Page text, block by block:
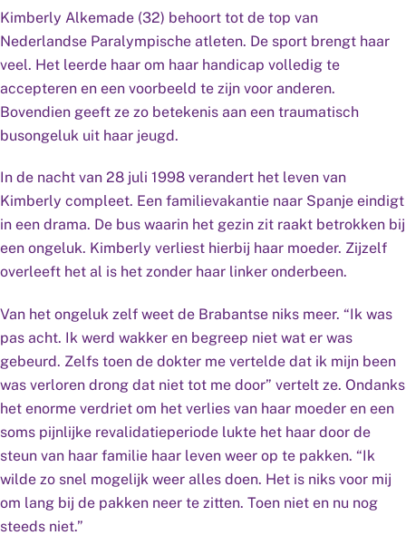
Kimberly Alkemade (32) behoort tot de top van
Nederlandse Paralympische atleten. De sport brengt haar
veel. Het leerde haar om haar handicap volledig te
accepteren en een voorbeeld te zijn voor anderen.
Bovendien geeft ze zo betekenis aan een traumatisch
busongeluk uit haar jeugd.
In de nacht van 28 juli 1998 verandert het leven van
Kimberly compleet. Een familievakantie naar Spanje eindigt
in een drama. De bus waarin het gezin zit raakt betrokken bij
een ongeluk. Kimberly verliest hierbij haar moeder. Zijzelf
overleeft het al is het zonder haar linker onderbeen.
Van het ongeluk zelf weet de Brabantse niks meer. “Ik was
pas acht. Ik werd wakker en begreep niet wat er was
gebeurd. Zelfs toen de dokter me vertelde dat ik mijn been
was verloren drong dat niet tot me door” vertelt ze. Ondanks
het enorme verdriet om het verlies van haar moeder en een
soms pijnlijke revalidatieperiode lukte het haar door de
steun van haar familie haar leven weer op te pakken. “Ik
wilde zo snel mogelijk weer alles doen. Het is niks voor mij
om lang bij de pakken neer te zitten. Toen niet en nu nog
steeds niet.”